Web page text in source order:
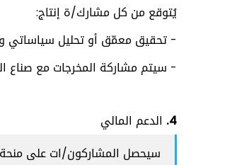
يُتوقع من كل مشارك/ة إنتاج:
- تحقيق معمّق أو تحليل سياساتي
- سيتم مشاركة المخرجات مع صناع
4. الدعم المالي
سيحصل المشاركون/ات على منحة